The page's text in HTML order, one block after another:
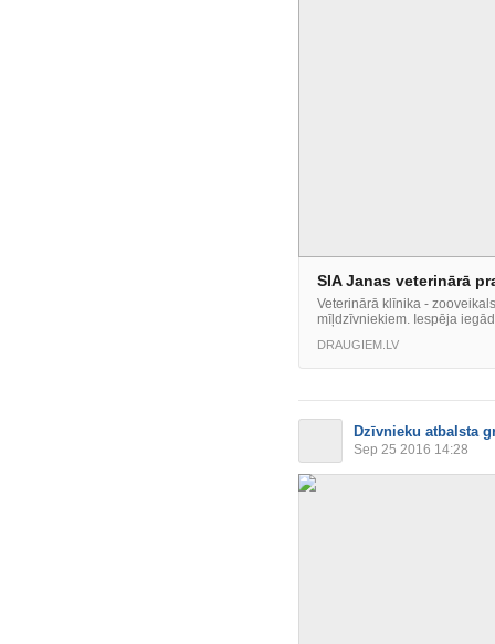
SIA Janas veterinārā
Veterinārā klīnika -
mīļdzīvniekiem. Iespēja
DRAUGIEM.LV
Dzīvnieku atbalsta
Sep 25 2016 14:28